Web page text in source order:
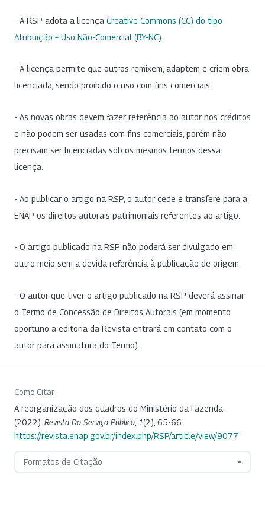
- A RSP adota a licença Creative Commons (CC) do tipo
Atribuição – Uso Não-Comercial (BY-NC)
- A licença permite que outros remixem, adaptem e criem obra
licenciada, sendo proibido o uso com fins comerciais.
- As novas obras devem fazer referência ao autor nos créditos
e não podem ser usadas com fins comerciais, porém não
precisam ser licenciadas sob os mesmos termos dessa
licença.
- Ao publicar o artigo na RSP, o autor cede e transfere para a
ENAP os direitos autorais patrimoniais referentes ao artigo.
- O artigo publicado na RSP não poderá ser divulgado em
outro meio sem a devida referência à publicação de origem.
- O autor que tiver o artigo publicado na RSP deverá assinar
o Termo de Concessão de Direitos Autorais (em momento
oportuno a editoria da Revista entrará em contato com o
autor para assinatura do Termo).
Como Citar
A reorganização dos quadros do Ministério da Fazenda.
(2022). Revista Do Serviço Público 1(2), 65-66.
https://revista.enap.gov.br/index.php/RSP/article/view/9077
Formatos de Citação